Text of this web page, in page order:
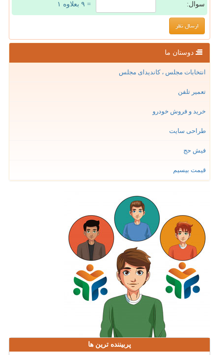
سوال: = ۹ بعلاوه ۱
دوستان ما
انتخابات مجلس ، کاندیدای مجلس
تعمیر تلفن
خرید و فروش خودرو
طراحی سایت
فیش حج
قیمت بیسیم
پربیننده ترین ها